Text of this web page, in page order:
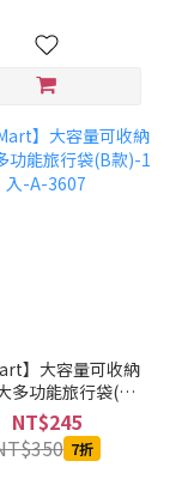
】大容量可收納
多功能旅行袋(B
)-1入-A-3607
NT$245
7折